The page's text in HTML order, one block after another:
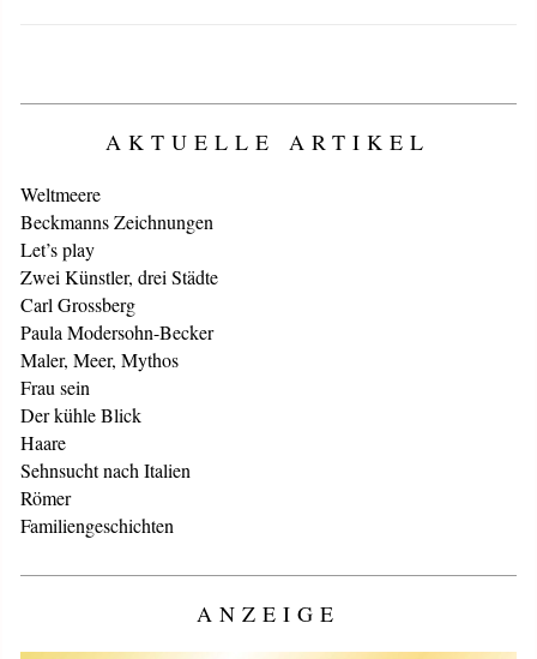
AKTUELLE ARTIKEL
Weltmeere
Beckmanns Zeichnungen
Let’s play
Zwei Künstler, drei Städte
Carl Grossberg
Paula Modersohn-Becker
Maler, Meer, Mythos
Frau sein
Der kühle Blick
Haare
Sehnsucht nach Italien
Römer
Familiengeschichten
ANZEIGE